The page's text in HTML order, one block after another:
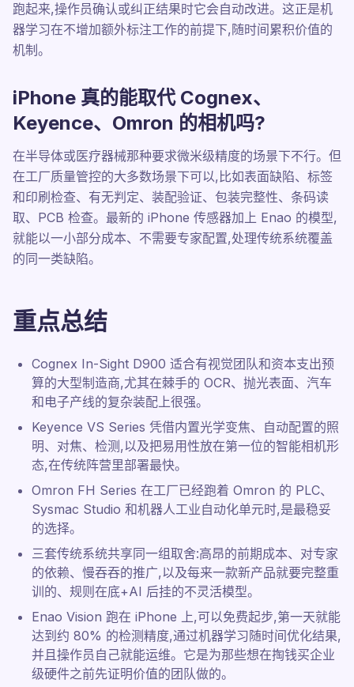
跑起来,操作员确认或纠正结果时它会自动改进。这正是机
器学习在不增加额外标注工作的前提下,随时间累积价值的
机制。
iPhone 真的能取代 Cognex、
Keyence、Omron 的相机吗?
在半导体或医疗器械那种要求微米级精度的场景下不行。但
在工厂质量管控的大多数场景下可以,比如表面缺陷、标签
和印刷检查、有无判定、装配验证、包装完整性、条码读
取、PCB 检查。最新的 iPhone 传感器加上 Enao 的模型,
就能以一小部分成本、不需要专家配置,处理传统系统覆盖
的同一类缺陷。
重点总结
Cognex In-Sight D900 适合有视觉团队和资本支出预
算的大型制造商,尤其在棘手的 OCR、抛光表面、汽车
和电子产线的复杂装配上很强。
Keyence VS Series 凭借内置光学变焦、自动配置的照
明、对焦、检测,以及把易用性放在第一位的智能相机形
态,在传统阵营里部署最快。
Omron FH Series 在工厂已经跑着 Omron 的 PLC、
Sysmac Studio 和机器人工业自动化单元时,是最稳妥
的选择。
三套传统系统共享同一组取舍:高昂的前期成本、对专家
的依赖、慢吞吞的推广,以及每来一款新产品就要完整重
训的、规则在底+AI 后挂的不灵活模型。
Enao Vision 跑在 iPhone 上,可以免费起步,第一天就能
达到约 80% 的检测精度,通过机器学习随时间优化结果,
并且操作员自己就能运维。它是为那些想在掏钱买企业
级硬件之前先证明价值的团队做的。